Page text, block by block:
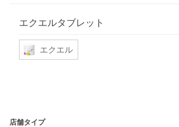
エクエルタブレット
エクエル
店舗タイプ